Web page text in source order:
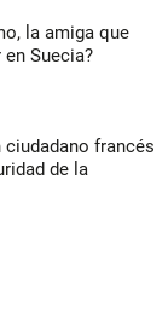
la amiga que
Suecia?
francés
de la